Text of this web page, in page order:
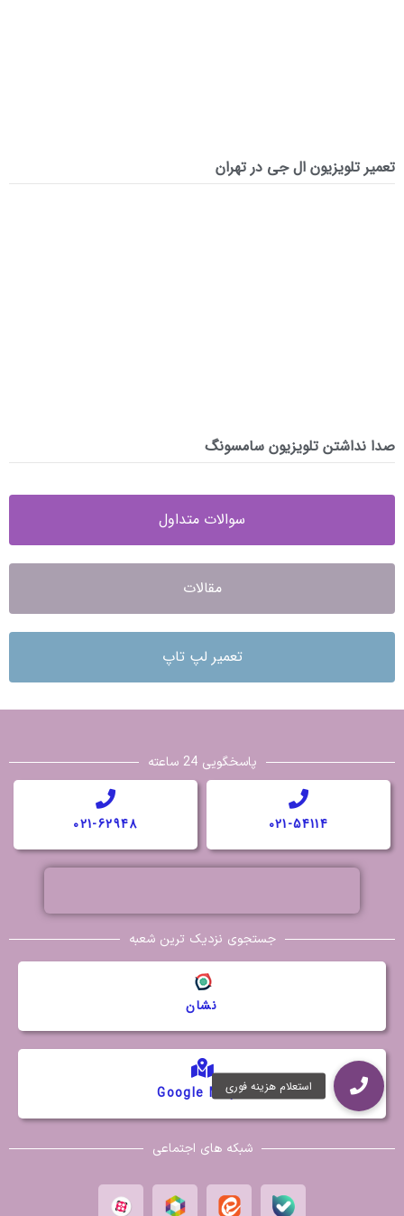
تعمیر تلویزیون ال جی در تهران
صدا نداشتن تلویزیون سامسونگ
سوالات متداول
مقالات
تعمیر لپ تاپ
پاسخگویی 24 ساعته
021-54114
021-62948
جستجوی نزدیک ترین شعبه
Google Maps
نشان
شبکه های اجتماعی